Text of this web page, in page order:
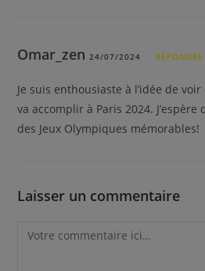
Omar_zen24/07/2024 RÉPONDRE
Je suis enthousiaste à l’idée de
va accomplir à Paris 2024.
des Jeux Olympiques mémorables!
Laisser un commentaire